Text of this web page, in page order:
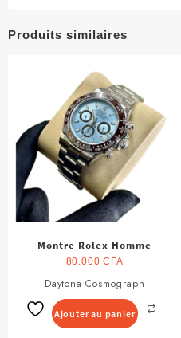
Produits similaires
Montre Rolex Homme
80.000CFA
Daytona Cosmograph
Ajouter au panier